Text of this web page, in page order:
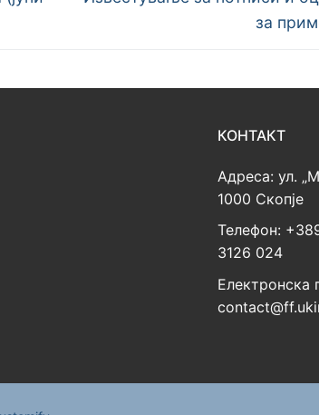
за
КОНТАКТ
Адреса: ул.
1000 Скопје
Телефон:
3126 024
Електронска